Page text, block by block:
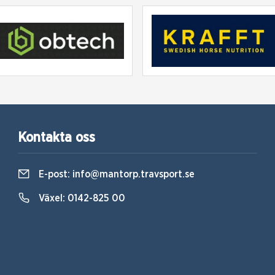
Kontakta oss
E-post: info@mantorp.travsport.se
Växel: 0142-825 00